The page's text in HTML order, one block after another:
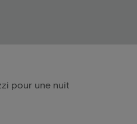
pour une nuit